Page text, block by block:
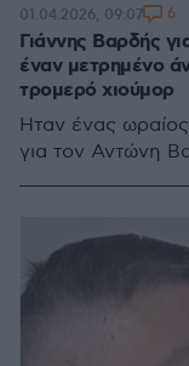
Γιάννης Βαρδής
έναν μετρημένο
τρομερό χιούμορ
Ήταν ένας
για τον Αντώνη
01.04.2026, 09:07 6